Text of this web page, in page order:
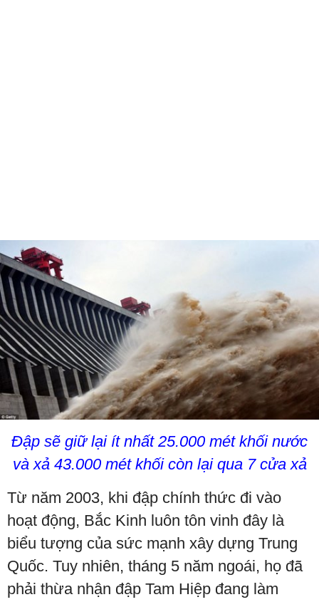
Đập sẽ giữ lại ít nhất 25.000 mét khối nước
và xả 43.000 mét khối còn lại qua 7 cửa xả
Từ năm 2003, khi đập chính thức đi vào
hoạt động, Bắc Kinh luôn tôn vinh đây là
biểu tượng của sức mạnh xây dựng Trung
Quốc. Tuy nhiên, tháng 5 năm ngoái, họ đã
phải thừa nhận đập Tam Hiệp đang làm